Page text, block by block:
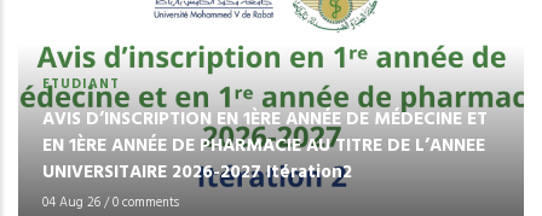
ETUDIANT
AVIS D’INSCRIPTION EN 1ÈRE ANNÉE DE MÉDECINE ET
EN 1ÈRE ANNÉE DE PHARMACIE AU TITRE DE L’ANNEE
UNIVERSITAIRE 2026-2027 Itération2
04 Aug 26/0 comments